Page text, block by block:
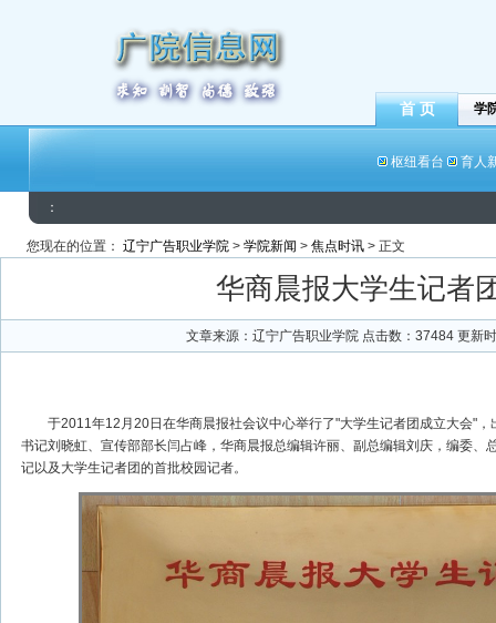
首 页 学
枢纽看台 育人
：
您现在的位置： 辽宁广告职业学院 > 学院新闻 > 焦点时讯 > 正文
华商晨报大学生记者
文章来源：辽宁广告职业学院 点击数： 37484更新
于2011年12月20日在华商晨报社会议中心举行了"大学生记者团成立大会"，
书记刘晓虹、宣传部部长闫占峰，华商晨报总编辑许丽、副总编辑刘庆，编委、
记以及大学生记者团的首批校园记者。